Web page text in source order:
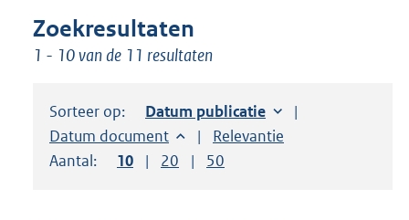
suggesties.
Druk
om
Zoekresultaten
1 - 10 van de 11 resultaten
Sorteer op: Sorteer op:
Datum publicatie
Sorteer op:
Datum document Sorteer op:
Relevantie
Aantal:
Toon
10 resultaten per pagina
Toon
20 resultaten per pagina
Toon
50